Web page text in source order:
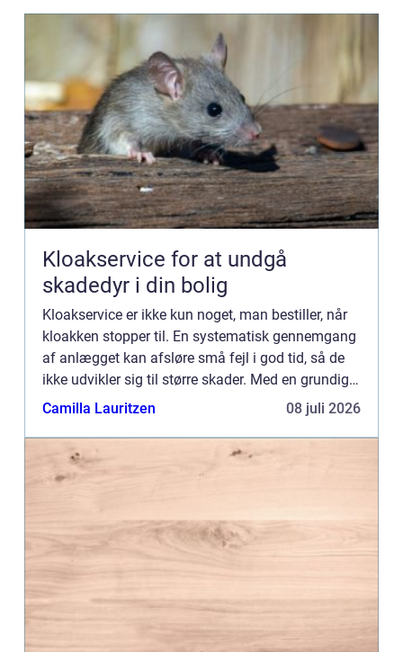
Kloakservice for at undgå
skadedyr i din bolig
Kloakservice er ikke kun noget, man bestiller, når
kloakken stopper til. En systematisk gennemgang
af anlægget kan afsløre små fejl i god tid, så de
ikke udvikler sig til større skader. Med en grundig
tilgang, do...
Camilla Lauritzen 08 juli 2026